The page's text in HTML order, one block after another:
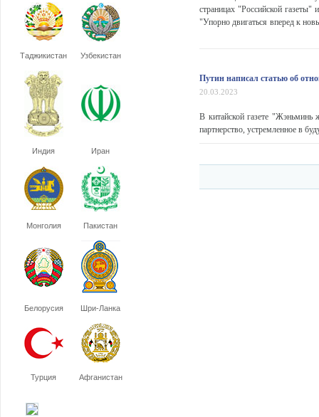
Таджикистан Узбекистан
Индия Иран
Монголия Пакистан
Белорусия Шри-Ланка
Турция Афганистан
страницах "Российской
"Упорно двигаться вперед к
Путин написал статью об
20.03.2023
В китайской газете "Жэньминь
партнерство, устремленное в